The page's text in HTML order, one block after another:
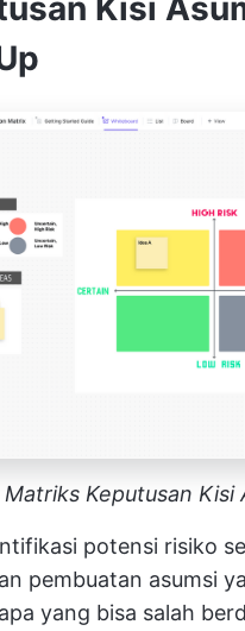
Keputusan Kisi
potensi risiko
pembuatan asumsi
yang bisa salah